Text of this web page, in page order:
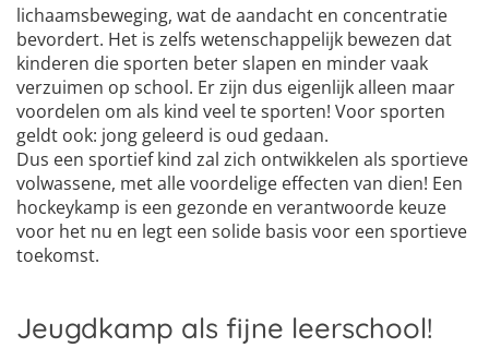
lichaamsbeweging, wat de aandacht en concentratie
bevordert. Het is zelfs wetenschappelijk bewezen dat
kinderen die sporten beter slapen en minder vaak
verzuimen op school. Er zijn dus eigenlijk alleen maar
voordelen om als kind veel te sporten! Voor sporten
geldt ook: jong geleerd is oud gedaan.
Dus een sportief kind zal zich ontwikkelen als sportieve
volwassene, met alle voordelige effecten van dien! Een
hockeykamp is een gezonde en verantwoorde keuze
voor het nu en legt een solide basis voor een sportieve
toekomst.
Jeugdkamp als fijne leerschool!